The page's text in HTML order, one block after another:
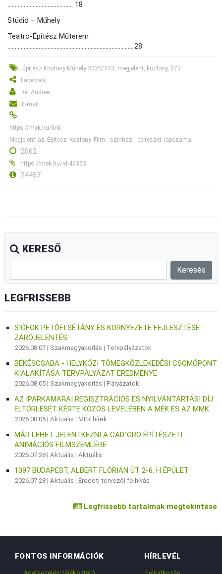
............................................ 18
Stúdió – Műhely
Teatro-Építész Műterem
.................................................................................... 28
Építész Közlöny Műhely 2020/273, megjelent, közlöny, 273
Facebook
Dér Andrea
E-mail
https://mek.hu/link-
Megjelent_az_Epitesz_Kozlony_Film__szinhaz__epiteszet_lapszama
2062
https://mek.hu/id-46353
24457
KERESŐ
LEGFRISSEBB
SIÓFOK PETŐFI SÉTÁNY ÉS KÖRNYEZETE FEJLESZTÉSE -
ZÁRÓJELENTÉS
2026.08.07 | Szakmagyakorlás | Tervpályázatok
BÉKÉSCSABA - HELYKÖZI TÖMEGKÖZLEKEDÉSI CSOMÓPONT
KIALAKÍTÁSA TERVPÁLYÁZAT EREDMÉNYE
2026.08.05 | Szakmagyakorlás |Pályázatok
AZ IPARKAMARAI REGISZTRÁCIÓS ÉS NYILVÁNTARTÁSI DÍJ
ELTÖRLÉSÉT KÉRTE KÖZÖS LEVELÉBEN A MÉK ÉS AZ MMK
2026.08.05 |Aktuális |MÉK hírek
MÁR LEHET JELENTKEZNI A CAD`ORO ÉPÍTÉSZETI
ANIMÁCIÓS FILMSZEMLÉRE
2026.07.28 |Aktuális |Aktuális
1097 BUDAPEST, ALBERT FLÓRIÁN ÚT 2-6. H ÉPÜLET
2026.07.28 |Aktuális |Eredeti tervezői felhívás
Legfrissebb tartalmak megtekintése
FONTOS INFORMÁCIÓK HÍRLEVÉL